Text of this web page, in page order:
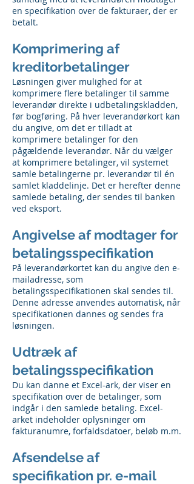
en specifikation over de fakturaer, der er
betalt.
Komprimering af
kreditorbetalinger
Løsningen giver mulighed for at
komprimere flere betalinger til samme
leverandør direkte i udbetalingskladden,
før bogføring. På hver leverandørkort kan
du angive, om det er tilladt at
komprimere betalinger for den
pågældende leverandør. Når du vælger
at komprimere betalinger, vil systemet
samle betalingerne pr. leverandør til én
samlet kladdelinje. Det er herefter denne
samlede betaling, der sendes til banken
ved eksport.
Angivelse af modtager for
betalingsspecifikation
På leverandørkortet kan du angive den e-
mailadresse, som
betalingsspecifikationen skal sendes til.
Denne adresse anvendes automatisk, når
specifikationen dannes og sendes fra
løsningen.
Udtræk af
betalingsspecifikation
Du kan danne et Excel-ark, der viser en
specifikation over de betalinger, som
indgår i den samlede betaling. Excel-
arket indeholder oplysninger om
fakturanumre, forfaldsdatoer, beløb m.m.
Afsendelse af
specifikation pr. e-mail